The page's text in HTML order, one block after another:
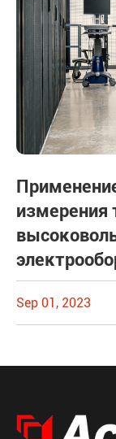
измерения
Sep 01, 2023